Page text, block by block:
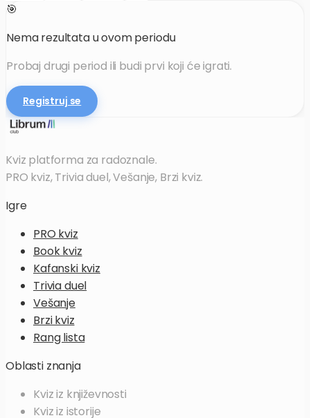
🎯
Nema rezultata u ovom periodu
Probaj drugi period ili budi prvi koji će igrati.
Registruj se
Kviz platforma za radoznale.
PRO kviz, Trivia duel, Vešanje, Brzi kviz.
Igre
PRO kviz
Book kviz
Kafanski kviz
Trivia duel
Vešanje
Brzi kviz
Rang lista
Oblasti znanja
Kviz iz književnosti
Kviz iz istorije